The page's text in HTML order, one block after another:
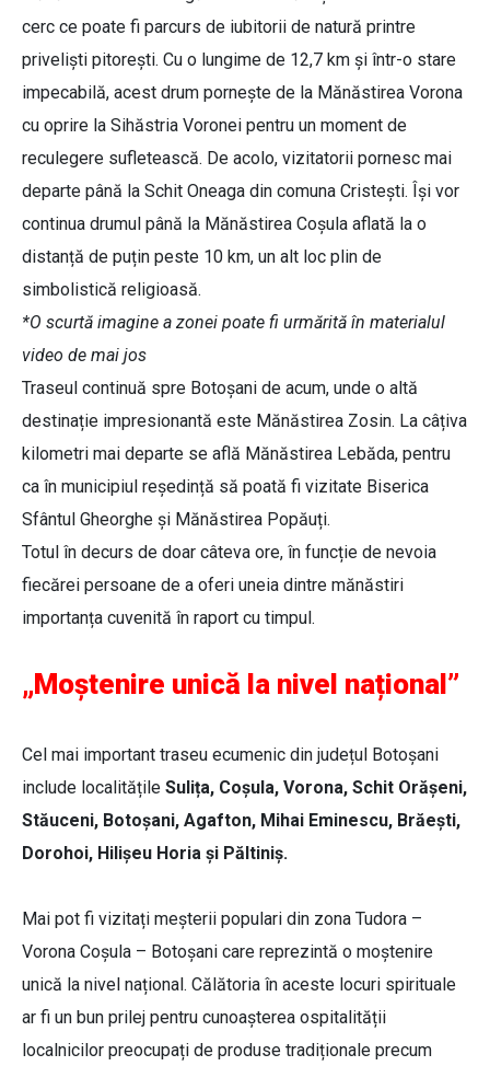
cerc ce poate fi parcurs de iubitorii de natură printre
priveliști pitorești. Cu o lungime de 12,7 km și într-o stare
impecabilă, acest drum pornește de la Mănăstirea Vorona
cu oprire la Sihăstria Voronei pentru un moment de
reculegere sufletească. De acolo, vizitatorii pornesc mai
departe până la Schit Oneaga din comuna Cristești. Își vor
continua drumul până la Mănăstirea Coșula aflată la o
distanță de puțin peste 10 km, un alt loc plin de
simbolistică religioasă.
*O scurtă imagine a zonei poate fi urmărită în materialul
video de mai jos
Traseul continuă spre Botoșani de acum, unde o altă
destinație impresionantă este Mănăstirea Zosin. La câțiva
kilometri mai departe se află Mănăstirea Lebăda, pentru
ca în municipiul reședință să poată fi vizitate Biserica
Sfântul Gheorghe și Mănăstirea Popăuți.
Totul în decurs de doar câteva ore, în funcție de nevoia
fiecărei persoane de a oferi uneia dintre mănăstiri
importanța cuvenită în raport cu timpul.
„Moștenire unică la nivel național”
Cel mai important traseu ecumenic din județul Botoșani
include localitățile Sulița, Coșula, Vorona, Schit Orășeni,
Stăuceni, Botoșani, Agafton, Mihai Eminescu, Brăești,
Dorohoi, Hilișeu Horia și Păltiniș.
Mai pot fi vizitați meșterii populari din zona Tudora –
Vorona Coșula – Botoșani care reprezintă o moștenire
unică la nivel național. Călătoria în aceste locuri spirituale
ar fi un bun prilej pentru cunoașterea ospitalității
localnicilor preocupați de produse tradiționale precum